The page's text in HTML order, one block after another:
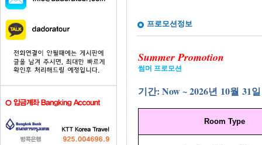
프로모션정보
Summer Promotion
썸머 프로모션
기간: Now ~ 2026년 10월 31일
Room Type